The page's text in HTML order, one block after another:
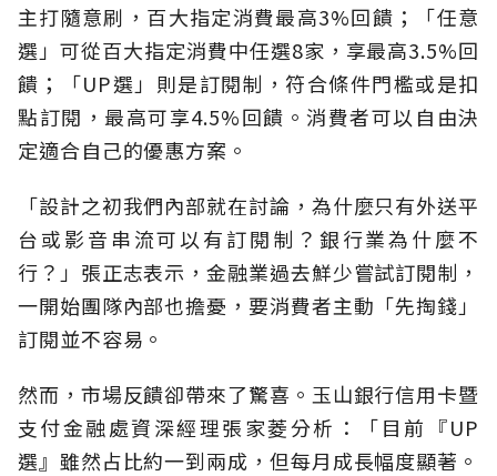
主打隨意刷，百大指定消費最高3%回饋；「任意
選」可從百大指定消費中任選8家，享最高3.5%回
饋；「UP選」則是訂閱制，符合條件門檻或是扣
點訂閱，最高可享4.5%回饋。消費者可以自由決
定適合自己的優惠方案。
「設計之初我們內部就在討論，為什麼只有外送平
台或影音串流可以有訂閱制？銀行業為什麼不
行？」張正志表示，金融業過去鮮少嘗試訂閱制，
一開始團隊內部也擔憂，要消費者主動「先掏錢」
訂閱並不容易。
然而，市場反饋卻帶來了驚喜。玉山銀行信用卡暨
支付金融處資深經理張家菱分析：「目前『UP
選』雖然占比約一到兩成，但每月成長幅度顯著。